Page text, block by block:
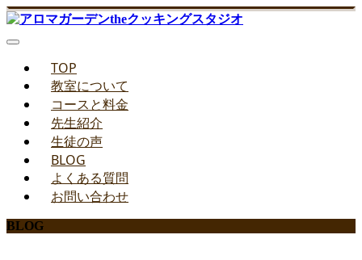
TOP
教室について
コースと料金
先生紹介
生徒の声
BLOG
よくある質問
お問い合わせ
BLOG